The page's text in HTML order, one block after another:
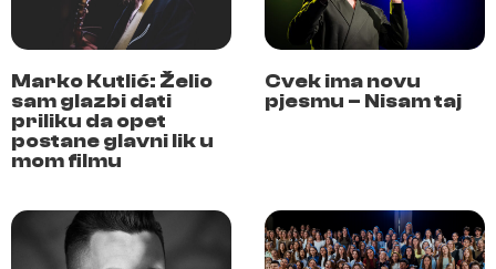
Marko Kutlić: Želio
sam glazbi dati
priliku da opet
postane glavni lik u
mom filmu
Cvek ima novu
pjesmu – Nisam taj